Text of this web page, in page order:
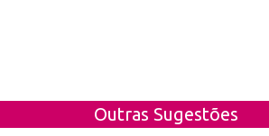
Outras Sugestões